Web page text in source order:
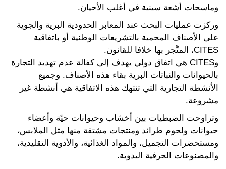
وماسحات أشعة سينية في أغلب الأحيان.
وركزت عمليات البحث عند المعابر الحدودية البرية والجوية
على الأصناف المحمية بالتشريعات الوطنية أو باتفاقية
CITES، المتَّجر بها خلافا للقانون.
وCITES هي اتفاق دولي يهدف إلى كفالة عدم تهديد التجارة
بالحيوانات والنباتات البرية بقاء هذه الأصناف. وجميع
الأنشطة التجارية التي تنتهك هذه الاتفاقية هي أنشطة غير
مشروعة.
وتراوحت الضبطيات بين أخشاب وحيوانات حيّة وأعضاء
حيوانات ولحوم طرائد ومنتجات مشتقة منها مثل الملابس،
ومستحضرات التجميل، والمواد الغذائية، والأدوية التقليدية،
والمصنوعات الحرفية اليدوية.